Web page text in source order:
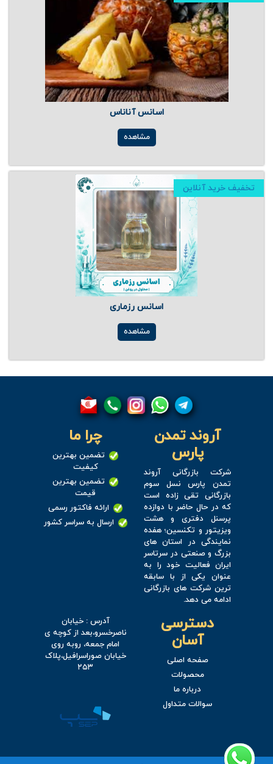
اسانس آناناس
مشاهده
تخفیف خرید آنلاین
اسانس رزماری
مشاهده
آروند تمدن
پارس
شرکت بازرگانی آروند
تمدن پارس نسل سوم
بازرگانی تقی زاده است
که در حال حاضر با دوازده
پرسنل دفتری و هشت
ویزیتور و تکنسین؛ هفده
نمایندگی در استان های
بزرگ و صنعتی در سرتاسر
ایران فعالیت خود را به
عنوان یکی از با سابقه
ترین شرکت های بازرگانی
ادامه می دهد.
چرا ما
تضمین بهترین
کیفیت
تضمین بهترین
قیمت
ارائه فاکتور رسمی
ارسال به سراسر کشور
دسترسی
آسان
صفحه اصلی
محصولات
درباره ما
سوالات متداول
آدرس : خیابان
ناصرخسرو،بعد از کوچه ی
امام جمعه، روبه روی
خیابان صوراسرافیل،پلاک
۲۵۳